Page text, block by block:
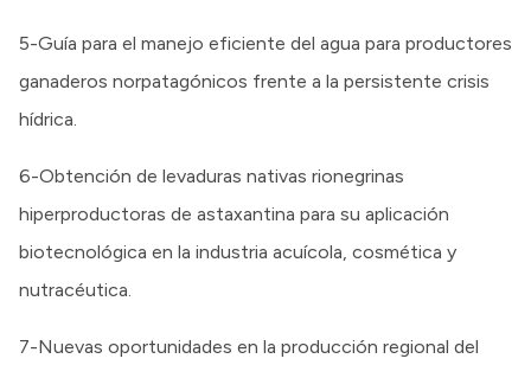
5-Guía para el manejo eficiente del agua para productores
ganaderos norpatagónicos frente a la persistente crisis
hídrica.
6-Obtención de levaduras nativas rionegrinas
hiperproductoras de astaxantina para su aplicación
biotecnológica en la industria acuícola, cosmética y
nutracéutica.
7-Nuevas oportunidades en la producción regional del